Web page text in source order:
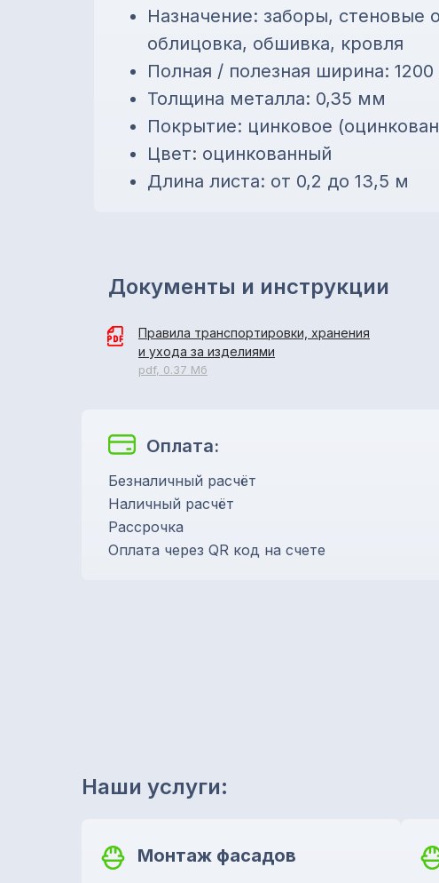
Назначение: заборы, стеновые
облицовка, обшивка, кровля
Полная / полезная ширина:
Толщина металла: 0,35 мм
Покрытие: цинковое
Цвет: оцинкованный
Длина листа: от 0,2 до 13,5 м
Правила транспортировки, хранения
и ухода за изделиями
pdf, 0.37 Мб
Документы и инструкции
Оплата:
Безналичный расчёт
Наличный расчёт
Рассрочка
Оплата через QR код на счете
Монтаж фасадов
Наши услуги: